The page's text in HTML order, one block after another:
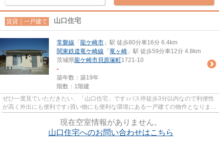
賃貸｜一戸建て 山口住宅
常磐線 「 龍ケ崎市 」駅 徒歩80分車16分 6.4km
関東鉄道竜ケ崎線 「 竜ヶ崎 」駅 徒歩59分車12分 4.8km
茨城県龍ケ崎市貝原塚町1721-10
-
築年数：築19年
階数：1階建
ぜひ一度見ていただきたい、「山口住宅」です♪バス停徒歩3分以内なので利便性
が高く外出にも便利です♪買い物にも便利な環境にある一戸建ての物件となりま
現在空室情報がありません。
山口住宅へのお問い合わせはこちら